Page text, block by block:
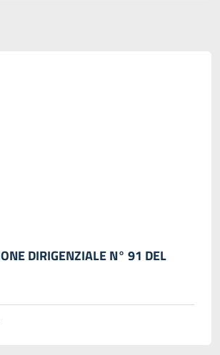
DIRIGENZIALE N° 91 DEL